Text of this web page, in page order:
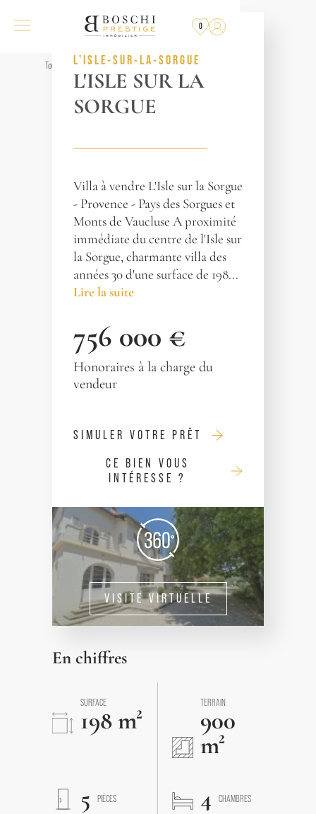
0
Tous les biensL'ISLE-SUR-LA-SORGUE
L'ISLE SUR LA
SORGUE
Villa à vendre L'Isle sur la Sorgue
- Provence - Pays des Sorgues et
Monts de Vaucluse A proximité
immédiate du centre de l'Isle sur
la Sorgue, charmante villa des
années 30 d'une surface de 198...
Lire la suite
756 000 €
Honoraires à la charge du
vendeur
SIMULER VOTRE PRÊT
CE BIEN VOUS
INTÉRESSE ?
VISITE VIRTUELLE
En chiffres
SURFACE
198 m²
TERRAIN
900
m²
5
PIÈCES 4 CHAMBRES